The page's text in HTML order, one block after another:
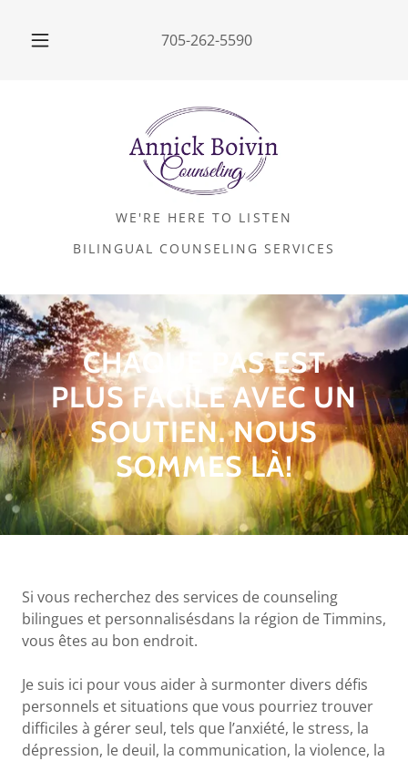
705-262-5590
WE'RE HERE TO LISTEN
BILINGUAL COUNSELING SERVICES
CHAQUE PAS EST
PLUS FACILE AVEC UN
SOUTIEN. NOUS
SOMMES LÀ!
Si vous recherchez des services de counseling
bilingues et personnalisésdans la région de Timmins,
vous êtes au bon endroit.
Je suis ici pour vous aider à surmonter divers défis
personnels et situations que vous pourriez trouver
difficiles à gérer seul, tels que l’anxiété, le stress, la
dépression, le deuil, la communication, la violence, la